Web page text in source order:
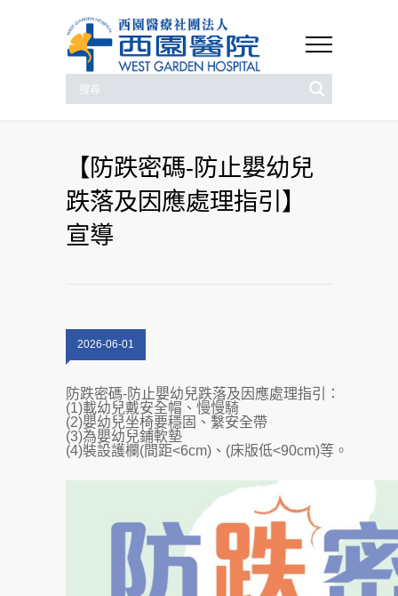
【防跌密碼-防止嬰幼兒
跌落及因應處理指引】
宣導
2026-06-01
防跌密碼-防止嬰幼兒跌落及因應處理指引：
(1)載幼兒戴安全帽、慢慢騎
(2)嬰幼兒坐椅要穩固、繫安全帶
(3)為嬰幼兒鋪軟墊
(4)裝設護欄(間距<6cm)、(床版低<90cm)等。